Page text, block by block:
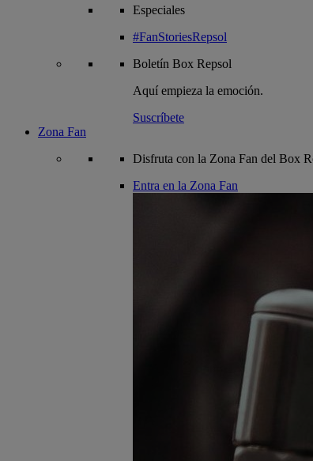
Especiales
#FanStoriesRepsol
Boletín Box Repsol
Aquí empieza la emoción.
Suscríbete
Zona Fan
Disfruta con la Zona Fan del Box
Entra en la Zona Fan